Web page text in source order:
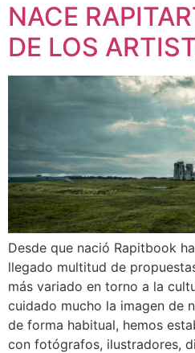
NACE
DE LOS
Desde que nació Rapitbook
llegado multitud de
más variado en torno a la
cuidado mucho la imagen de
de forma habitual, hemos
con fotógrafos, ilustradores,